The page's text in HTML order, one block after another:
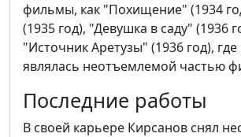
фильмы, как "Похищение" (1934
(1935 год), "Девушка в саду" (1936
"Источник Аретузы" (1936 год),
являлась неотъемлемой частью
Последние работы
В своей карьере Кирсанов снял